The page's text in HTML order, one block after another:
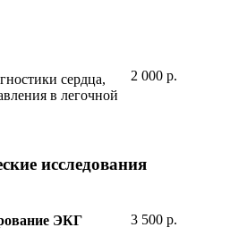
сердца,
в легочной
2 000 р.
исследования
ЭКГ 3 500 р.